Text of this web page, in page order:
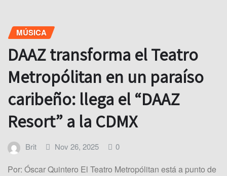
MÚSICA
DAAZ transforma el Teatro
Metropólitan en un paraíso
caribeño: llega el “DAAZ
Resort” a la CDMX
Brit Nov 26, 2025 0
Por: Óscar Quintero El Teatro Metropólitan está a punto de